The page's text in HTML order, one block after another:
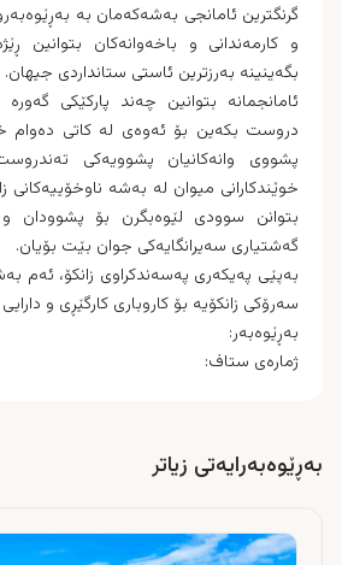
گرنگترین ئامانجی بەشەکەمان بە
و کارمەندانی و باخەوانەکان بتوانین
بگەینینە بەرزترین ئاستی ستانداردی جیهان.
ئامانجمانە بتوانین چەند پارکێکی
دروست بکەین بۆ ئەوەی لە کاتی دەوام
پشووی وانەکانیان پشوویەکی
خوێندکارانی میوان لە بەشە ناوخۆییەکانی
بتوانن سوودی لێوەبگرن بۆ پشوودان
گەشتیاری سەیرانگایەکی جوان بێت بۆیان.
بەپێی پەیکەری پەسەندکراوی زانکۆ، ئەم
سەرۆکی زانکۆیە بۆ کاروباری کارگێڕی و دارایی
بەڕێوەبەر:
ژمارەی ستاف:
بەڕێوەبەرایەتی زیاتر